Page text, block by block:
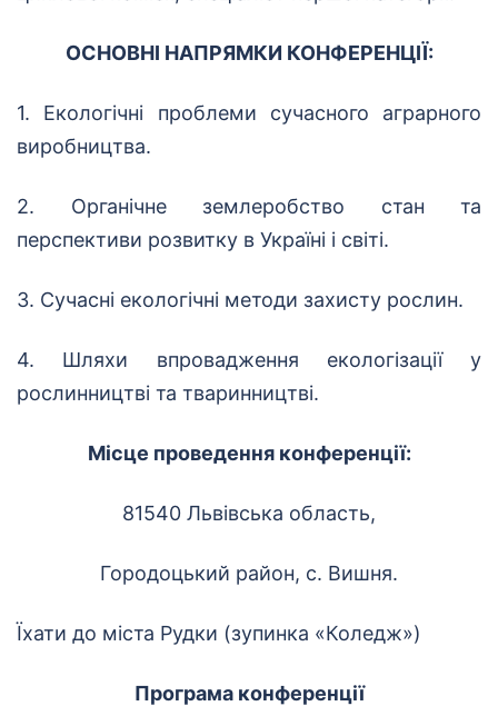
ОСНОВНІ НАПРЯМКИ КОНФЕРЕНЦІЇ:
1. Екологічні проблеми сучасного аграрного
виробництва.
2. Органічне землеробство стан та
перспективи розвитку в Україні і світі.
3. Сучасні екологічні методи захисту рослин.
4. Шляхи впровадження екологізації у
рослинництві та тваринництві.
Місце проведення конференції:
81540 Львівська область,
Городоцький район, с. Вишня.
Їхати до міста Рудки (зупинка «Коледж»)
Програма конференції